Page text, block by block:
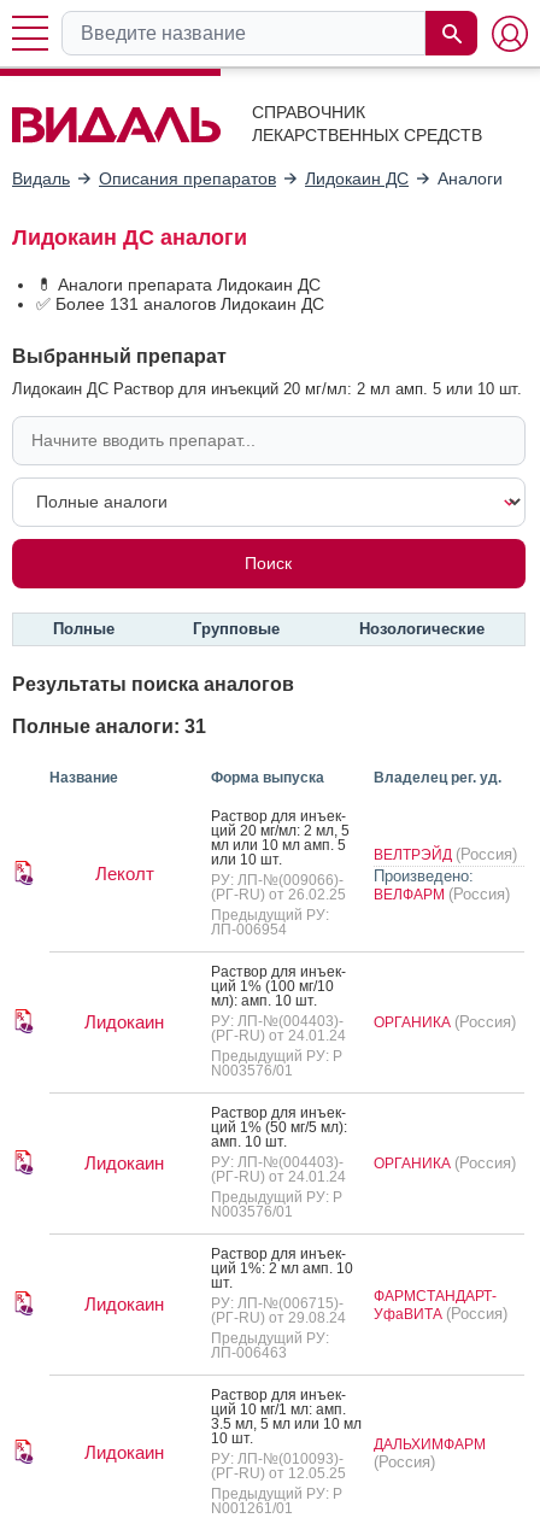
СПРАВОЧНИК
ЛЕКАРСТВЕННЫХ СРЕДСТВ
Видаль Описания препаратов Лидокаин ДС Аналоги
Лидокаин ДС аналоги
💊 Аналоги препарата Лидокаин ДС
✅ Более 131 аналогов Лидокаин ДС
Выбранный препарат
Лидокаин ДС Раствор для инъекций 20 мг/мл: 2 мл амп. 5 или 10 шт.
Полные Групповые Нозологические
Результаты поиска аналогов
Полные аналоги: 31
Название Форма выпуска Владелец рег. уд.
Леколт
Рас­твор для инъ­ек­
ций 20 мг/мл: 2 мл, 5
мл или 10 мл амп. 5
или 10 шт.
РУ: ЛП-№(009066)-
(РГ-RU) от 26.02.25
Предыдущий РУ:
ЛП-006954
ВЕЛТРЭЙД (Россия)
Произведено:
ВЕЛФАРМ (Россия)
Лидокаин
Рас­твор для инъ­ек­
ций 1% (100 мг/10
мл): амп. 10 шт.
РУ: ЛП-№(004403)-
(РГ-RU) от 24.01.24
Предыдущий РУ: Р
N003576/01
ОРГАНИКА (Россия)
Лидокаин
Рас­твор для инъ­ек­
ций 1% (50 мг/5 мл):
амп. 10 шт.
РУ: ЛП-№(004403)-
(РГ-RU) от 24.01.24
Предыдущий РУ: Р
N003576/01
ОРГАНИКА (Россия)
Лидокаин
Рас­твор для инъ­ек­
ций 1%: 2 мл амп. 10
шт.
РУ: ЛП-№(006715)-
(РГ-RU) от 29.08.24
Предыдущий РУ:
ЛП-006463
ФАРМСТАНДАРТ-
УфаВИТА (Россия)
Лидокаин
Рас­твор для инъ­ек­
ций 10 мг/1 мл: амп.
3.5 мл, 5 мл или 10 мл
10 шт.
РУ: ЛП-№(010093)-
(РГ-RU) от 12.05.25
Предыдущий РУ: Р
N001261/01
ДАЛЬХИМФАРМ
(Россия)